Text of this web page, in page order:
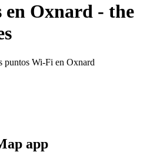
en Oxnard - the
puntos Wi-Fi en Oxnard
app